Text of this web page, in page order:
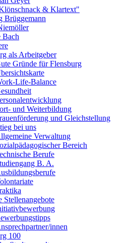
& Klartext"
Brüggemann
Bach
als Arbeitgeber
Gründe für Flensburg
Life-Balance
und Weiterbildung
und Gleichstellung
bei uns
Verwaltung
Bereich
Berufe
B. A.
Stellenangebote
innen
100